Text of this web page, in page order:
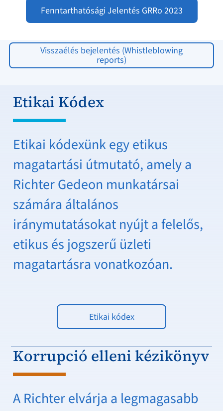
Fenntarthatósági Jelentés GRRo 2023
Visszaélés bejelentés (Whistleblowing
reports)
Etikai Kódex
Etikai kódexünk egy etikus
magatartási útmutató, amely a
Richter Gedeon munkatársai
számára általános
iránymutatásokat nyújt a felelős,
etikus és jogszerű üzleti
magatartásra vonatkozóan.
Etikai kódex
Korrupció elleni kézikönyv
A Richter elvárja a legmagasabb